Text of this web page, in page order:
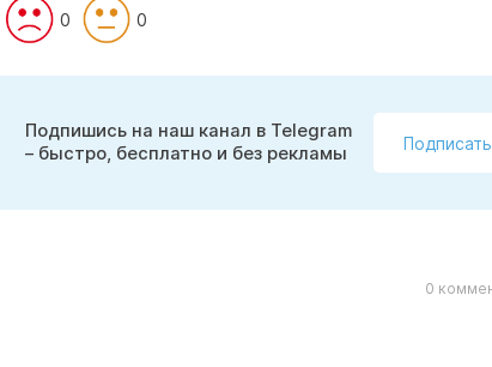
0 0
Подпишись на наш канал в Telegram
– быстро, бесплатно и без рекламы
0